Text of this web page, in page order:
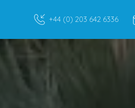
+44 (0) 203 642 6336